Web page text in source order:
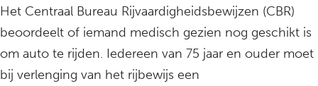
Het Centraal Bureau Rijvaardigheidsbewijzen (CBR)
beoordeelt of iemand medisch gezien nog geschikt is
om auto te rijden. Iedereen van 75 jaar en ouder moet
bij verlenging van het rijbewijs een